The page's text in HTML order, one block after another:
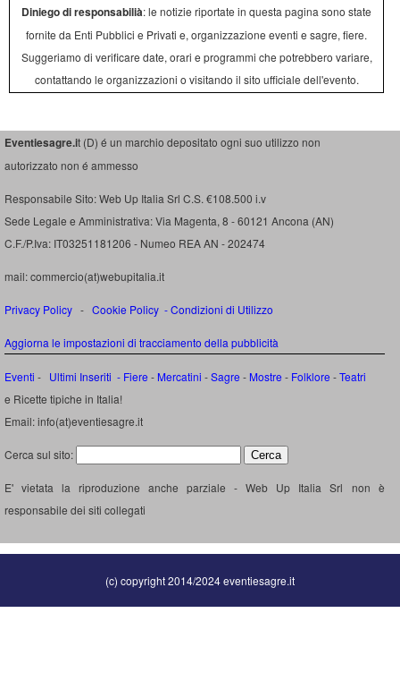
Diniego di responsabilià: le notizie riportate in questa pagina sono state
fornite da Enti Pubblici e Privati e, organizzazione eventi e sagre, fiere.
Suggeriamo di verificare date, orari e programmi che potrebbero variare,
contattando le organizzazioni o visitando il sito ufficiale dell'evento.
Eventiesagre.it (D) é un marchio depositato ogni suo utilizzo non
autorizzato non é ammesso
Responsabile Sito: Web Up Italia Srl C.S. €108.500 i.v
Sede Legale e Amministrativa: Via Magenta, 8 - 60121 Ancona (AN)
C.F./P.Iva: IT03251181206 - Numeo REA AN - 202474
mail: commercio(at)webupitalia.it
Privacy Policy - Cookie Policy -Condizioni di Utilizzo
Aggiorna le impostazioni di tracciamento della pubblicità
Eventi - Ultimi Inseriti - Fiere - Mercatini -Sagre - Mostre - Folklore -Teatri
e Ricette tipiche in Italia!
Email: info(at)eventiesagre.it
Cerca sul sito:
E' vietata la riproduzione anche parziale - Web Up Italia Srl non è
responsabile dei siti collegati
(c) copyright 2014/2024 eventiesagre.it